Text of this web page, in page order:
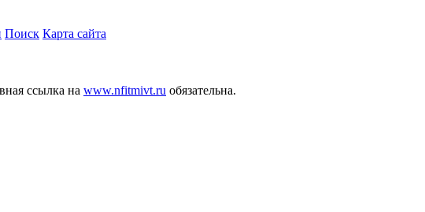
Поиск Карта сайта
ссылка на www.nfitmivt.ru обязательна.